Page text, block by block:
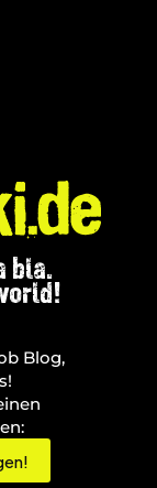
bla.
Blog,